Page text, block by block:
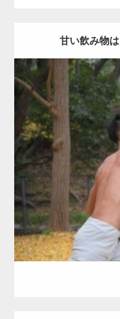
甘い飲み物
Category: 公園の
ダウンロー